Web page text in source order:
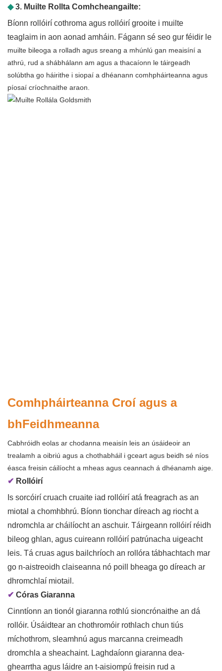
◆3. Muilte Rollta Comhcheangailte:
Bíonn rollóirí cothroma agus rollóirí grooite i muilte
teaglaim in aon aonad amháin. Fágann sé seo gur féidir le
muilte bileoga a rolladh agus sreang a mhúnlú gan meaisíní a
athrú, rud a shábhálann am agus a thacaíonn le táirgeadh
solúbtha go háirithe i siopaí a dhéanann comhpháirteanna agus
píosaí críochnaithe araon.
Comhpháirteanna Croí agus a
bhFeidhmeanna
Cabhróidh eolas ar chodanna meaisín leis an úsáideoir an
trealamh a oibriú agus a chothabháil i gceart agus beidh sé níos
éasca freisin cáilíocht a mheas agus ceannach á dhéanamh aige.
✔ Rollóirí
Is sorcóirí cruach cruaite iad rollóirí atá freagrach as an
miotal a chomhbhrú. Bíonn tionchar díreach ag riocht a
ndromchla ar cháilíocht an aschuir. Táirgeann rollóirí réidh
bileog ghlan, agus cuireann rollóirí patrúnacha uigeacht
leis. Tá cruas agus bailchríoch an rollóra tábhachtach mar
go n-aistreoidh claiseanna nó poill bheaga go díreach ar
dhromchlaí miotail.
✔ Córas Giaranna
Cinntíonn an tionól giaranna rothlú sioncrónaithe an dá
rollóir. Úsáidtear an chothromóir rothlach chun tiús
míchothrom, sleamhnú agus marcanna creimeadh
dromchla a sheachaint. Laghdaíonn giaranna dea-
ghearrtha agus láidre an t-aisiompú freisin rud a